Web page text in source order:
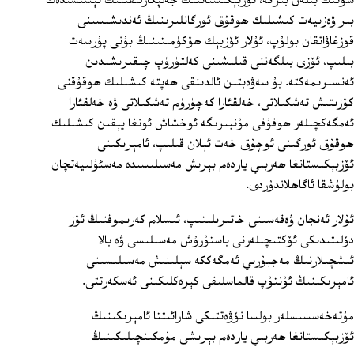
بىر ۋەزىيەت كىشىلىك ھوقۇق ئورگانلىرىنىڭ ئەندىشىسىنى
قوزغاۋاتقان بولۇپ، ئۇلار ئۆزبېك ھۆكۈمىتىنىڭ بۇنى پۇرسەت
بىلىپ، ئۆزى بىلگەننى قىلىشىنى كەلتۈرۈپ چىقىرىشىدىن
ئەنسىرىمەكتە. بۇ سەۋەبتىن ئالدىنقى ھەپتە كىشىلىك ھوقۇقنى
كۆزىتىش تەشكىلاتى، خەلقئارا كەچۈرۈم تەشكىلاتى ۋە خەلقئارا
ئەمگەكچىلەر ھوقۇقى مۇنبىرىگە ئوخشاش ئونغا يېقىن كىشىلىك
ھوقۇق ئورگىنى ئوچۇق خەت ئېلان قىلىپ، ئامېرىكىنى
ئۆزبېكىستانغا ھەربىي ياردەم بېرىش مەسىلىسىدە مەسئۇلىيەتچان
بولۇشقا ئاگاھلاندۇردى.
ئۇلار ئەنجان ۋەقەسىنى خاتىرىلىتىپ، ئىسلام كەرىموفنىڭ ئۆز
دۆلىتىدىكى ئۆكتىچىلەرنى باستۇرۇش مەسىلىسى ۋە بالا
ئىشچىلارنىڭ مەجبۇرىي ئەمگەككە سېلىنىش مەسىلىسىنى
ئامېرىكىنىڭ ئۇنتۇپ قالماسلىقى كېرەكلىكىنى ئەسكەرتتى.
مۇتەخەسسىسلەر بولسا نۆۋەتتىكى شارائىتتا ئامېرىكىنىڭ
ئۆزبېكىستانغا ھەربىي ياردەم بېرىشى مۇمكىنچىلىكىنىڭ